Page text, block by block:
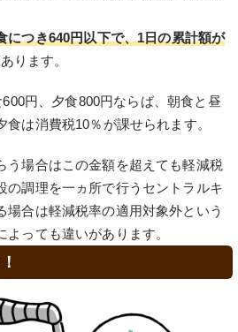
につき640円以下で、1日の累計額が
ります。
円、夕食800円ならば、朝食と昼
は消費税10％が課せられます。
う場合はこの金額を超えても軽減税
の調理を一ヵ所で行うセントラルキ
場合は軽減税率の適用対象外という
っても違いがあります。